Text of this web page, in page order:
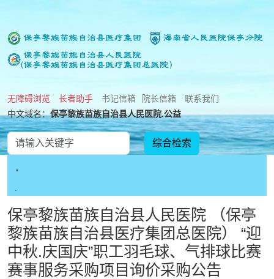
无障碍浏览 长者助手 书记信箱 院长信箱
联系我们
中文域名：保亭黎族苗族自治县人民医院.公益
.
保亭黎族苗族自治县人民医院 （保亭
黎族苗族自治县医疗集团总医院） “迎
中秋.庆国庆”职工羽毛球、气排球比赛
赛事服务采购项目询价采购公告